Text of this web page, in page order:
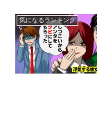
気になるランキング